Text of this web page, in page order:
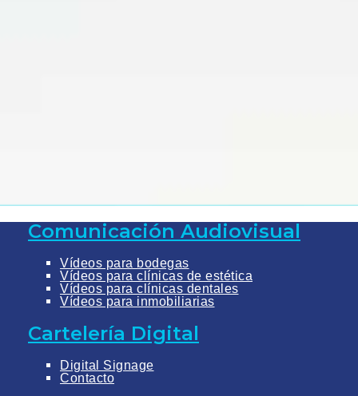
Comunicación Audiovisual
Vídeos para bodegas
Vídeos para clínicas de estética
Vídeos para clínicas dentales
Vídeos para inmobiliarias
Cartelería Digital
Digital Signage
Contacto